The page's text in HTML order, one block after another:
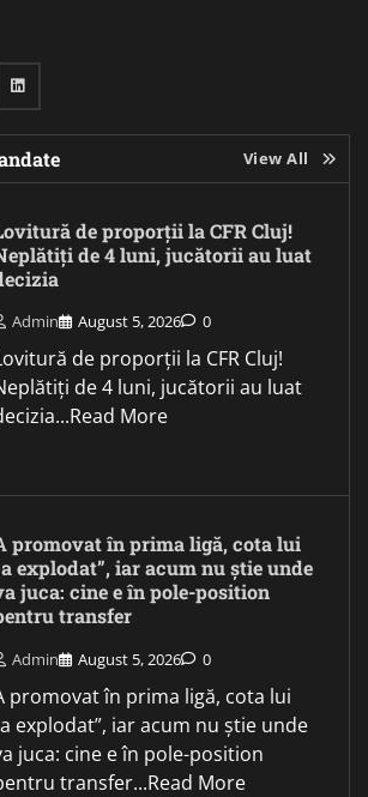
Linkedin
View All
de proporții la CFR Cluj!
de 4 luni, jucătorii au luat
Admin August 5, 2026 0
de proporții la CFR Cluj!
de 4 luni, jucătorii au luat
More
promovat în prima ligă, cota lui
explodat”, iar acum nu știe unde
juca: cine e în pole-position
transfer
Admin August 5, 2026 0
promovat în prima ligă, cota lui
explodat”, iar acum nu știe unde
juca: cine e în pole-position
transfer...Read More